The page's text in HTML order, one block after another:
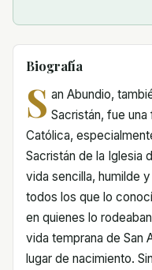
Biografía
S an Abundio,
Sacristán, fue
Católica,
Sacristán de la Iglesia
vida sencilla, humilde
todos los que lo
en quienes lo
vida temprana de San
lugar de nacimiento.